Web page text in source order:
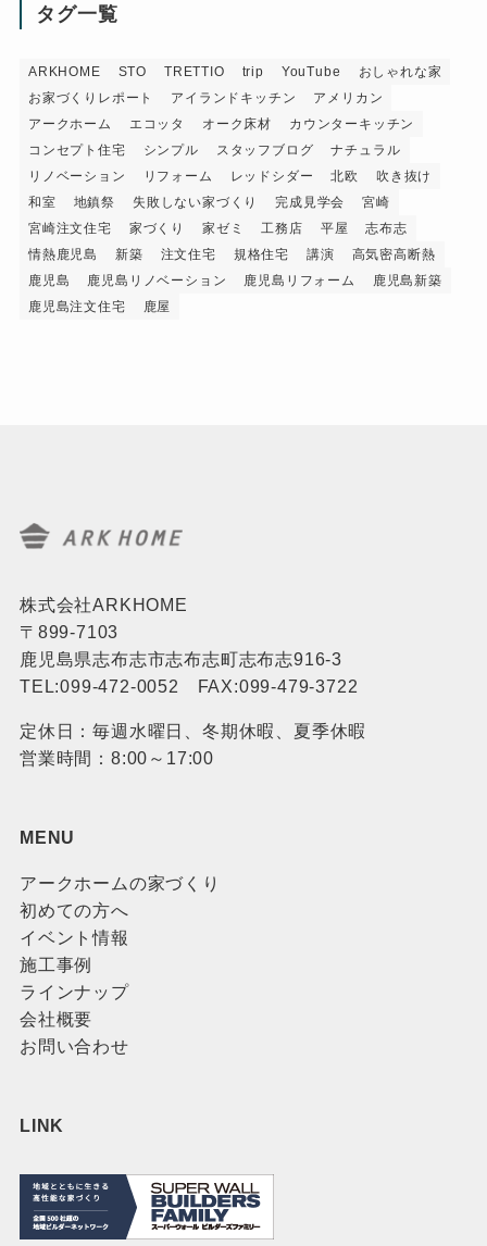
タグ一覧
ARKHOME STO TRETTIO trip YouTube
おしゃれな家
お家づくりレポート
アイランドキッチン
アメリカン
アークホーム
エコッタ オーク床材
カウンターキッチン
コンセプト住宅
シンプル スタッフブログ
ナチュラル
リノベーション
リフォーム レッドシダー 北欧
吹き抜け
和室
地鎮祭 失敗しない家づくり 完成見学会
宮崎
宮崎注文住宅
家づくり 家ゼミ 工務店 平屋
志布志
情熱鹿児島
新築 注文住宅 規格住宅 講演
高気密高断熱
鹿児島
鹿児島リノベーション 鹿児島リフォーム
鹿児島新築
鹿児島注文住宅
鹿屋
株式会社ARKHOME
〒899-7103
鹿児島県志布志市志布志町志布志916-3
TEL:099-472-0052 FAX:099-479-3722
定休日：毎週水曜日、冬期休暇、夏季休暇
営業時間：8:00～17:00
MENU
アークホームの家づくり
初めての方へ
イベント情報
施工事例
ラインナップ
会社概要
お問い合わせ
LINK